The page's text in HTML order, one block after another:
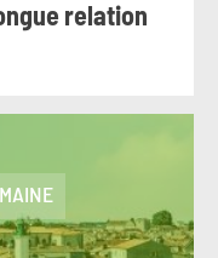
#VIE PRIVÉE
relation